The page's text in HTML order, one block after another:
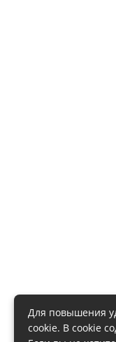
Для повышения
cookie. В cookie